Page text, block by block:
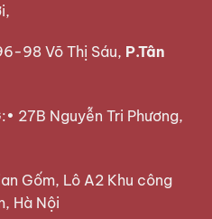
98 Võ Thị Sáu, P.Tân
27B Nguyễn Tri Phương,
Gốm, Lô A2 Khu công
Hà Nội